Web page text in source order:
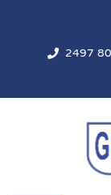
2497